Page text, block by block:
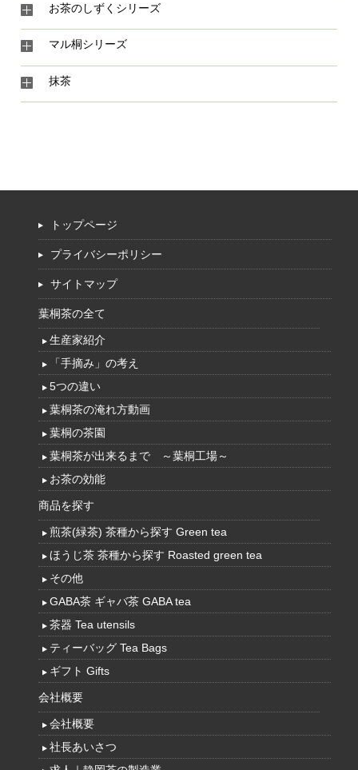
お茶のしずくシリーズ
マル桐シリーズ
抹茶
トップページ
プライバシーポリシー
サイトマップ
葉桐茶の全て
生産家紹介
「手摘み」の考え
5つの違い
葉桐茶の淹れ方動画
葉桐の茶園
葉桐茶が出来るまで ～葉桐工場～
お茶の効能
商品を探す
煎茶(緑茶) 茶種から探す Green tea
ほうじ茶 茶種から探す Roasted green tea
その他
GABA茶 ギャバ茶 GABA tea
茶器 Tea utensils
ティーバッグ Tea Bags
ギフト Gifts
会社概要
会社概要
社長あいさつ